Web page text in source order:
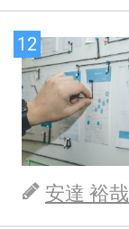
12
安達 裕哉